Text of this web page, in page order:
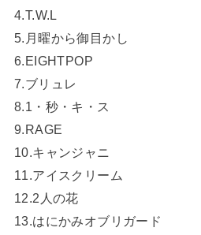
4.T.W.L
5.月曜から御目かし
6.EIGHTPOP
7.ブリュレ
8.1・秒・キ・ス
9.RAGE
10.キャンジャニ
11.アイスクリーム
12.2人の花
13.はにかみオブリガード